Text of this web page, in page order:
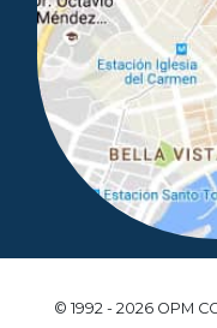
© 1992 - 2026 OPM